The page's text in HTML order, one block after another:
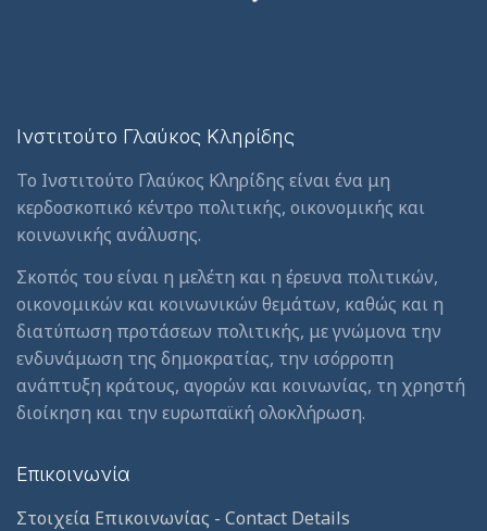
Ινστιτούτο Γλαύκος Κληρίδης
Το Ινστιτούτο Γλαύκος Κληρίδης είναι ένα μη
κερδοσκοπικό κέντρο πολιτικής, οικονομικής και
κοινωνικής ανάλυσης.
Σκοπός του είναι η μελέτη και η έρευνα πολιτικών,
οικονομικών και κοινωνικών θεμάτων, καθώς και η
διατύπωση προτάσεων πολιτικής, με γνώμονα την
ενδυνάμωση της δημοκρατίας, την ισόρροπη
ανάπτυξη κράτους, αγορών και κοινωνίας, τη χρηστή
διοίκηση και την ευρωπαϊκή ολοκλήρωση.
Επικοινωνία
Στοιχεία Επικοινωνίας - Contact Details